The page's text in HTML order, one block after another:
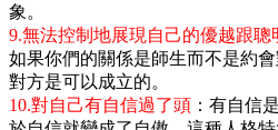
象。
9.無法控制地展現自己的優越跟
如果你們的關係是師生而不是約
對方是可以成立的。
10.對自己有自信過了頭 ：有自信